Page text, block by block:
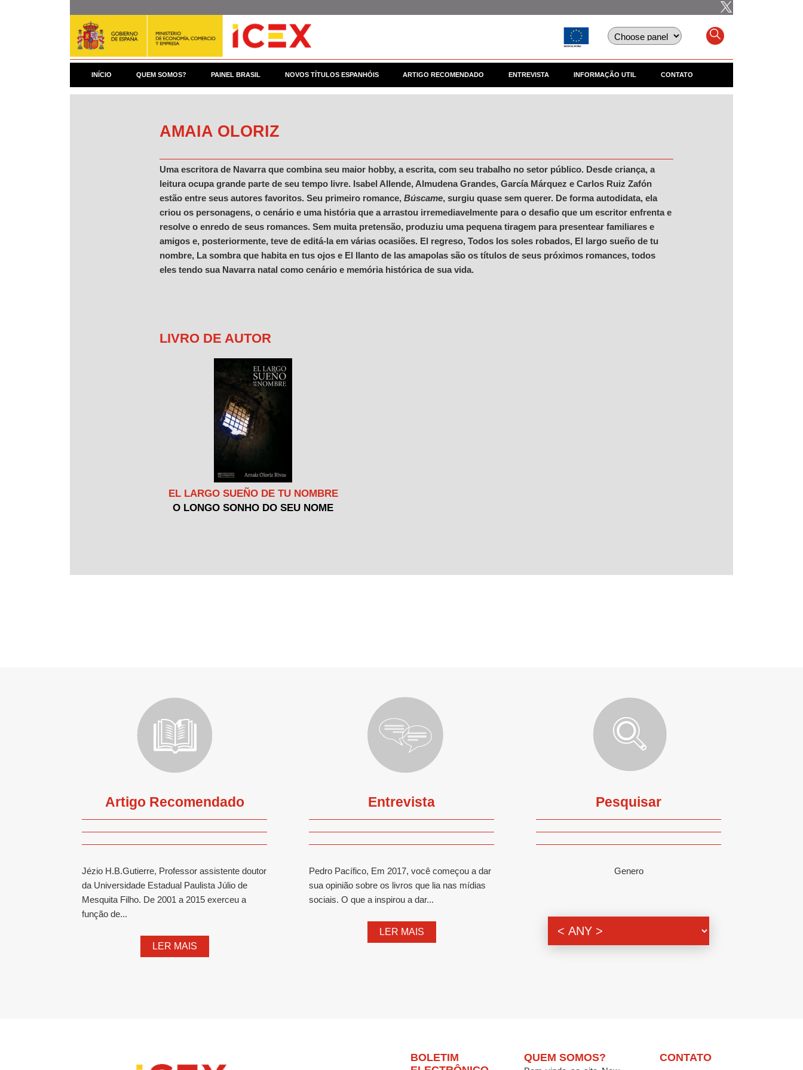
INÍCIO QUEM SOMOS? PAINEL BRASIL NOVOS TÍTULOS ESPANHÓIS ARTIGO RECOMENDADO ENTREVISTA INFORMAÇÃO UTIL CONTATO
AMAIA OLORIZ
Uma escritora de Navarra que combina seu maior hobby, a escrita, com seu trabalho no setor público. Desde criança, a
leitura ocupa grande parte de seu tempo livre. Isabel Allende, Almudena Grandes, García Márquez e Carlos Ruiz Zafón
estão entre seus autores favoritos. Seu primeiro romance, Búscame, surgiu quase sem querer. De forma autodidata, ela
criou os personagens, o cenário e uma história que a arrastou irremediavelmente para o desafio que um escritor enfrenta e
resolve o enredo de seus romances. Sem muita pretensão, produziu uma pequena tiragem para presentear familiares e
amigos e, posteriormente, teve de editá-la em várias ocasiões. El regreso, Todos los soles robados, El largo sueño de tu
nombre, La sombra que habita en tus ojos e El llanto de las amapolas são os títulos de seus próximos romances, todos
eles tendo sua Navarra natal como cenário e memória histórica de sua vida.
LIVRO DE AUTOR
EL LARGO SUEÑO DE TU NOMBRE
O LONGO SONHO DO SEU NOME
Artigo Recomendado
Jézio H.B.Gutierre, Professor assistente doutor
da Universidade Estadual Paulista Júlio de
Mesquita Filho. De 2001 a 2015 exerceu a
função de...
LER MAIS
Entrevista
Pedro Pacífico, Em 2017, você começou a dar
sua opinião sobre os livros que lia nas mídias
sociais. O que a inspirou a dar...
LER MAIS
Pesquisar
Genero
BOLETIM
QUEM SOMOS? CONTATO